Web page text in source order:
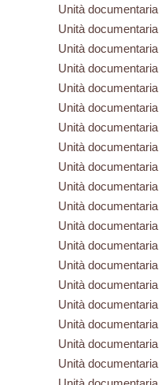
Unità documentaria
Unità documentaria
Unità documentaria
Unità documentaria
Unità documentaria
Unità documentaria
Unità documentaria
Unità documentaria
Unità documentaria
Unità documentaria
Unità documentaria
Unità documentaria
Unità documentaria
Unità documentaria
Unità documentaria
Unità documentaria
Unità documentaria
Unità documentaria
Unità documentaria